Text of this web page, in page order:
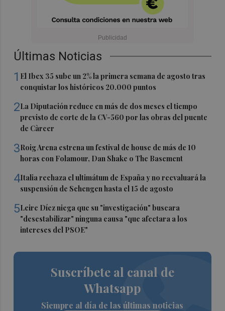
Últimas Noticias
1 El Ibex 35 sube un 2% la primera semana de agosto tras
conquistar los históricos 20.000 puntos
2La Diputación reduce en más de dos meses el tiempo
previsto de corte de la CV-560 por las obras del puente
de Càrcer
3Roig Arena estrena un festival de house de más de 10
horas con Folamour, Dan Shake o The Basement
4Italia rechaza el ultimátum de España y no reevaluará la
suspensión de Schengen hasta el 15 de agosto
5Leire Díez niega que su "investigación" buscara
"desestabilizar" ninguna causa "que afectara a los
intereses del PSOE"
Suscríbete al canal de
Whatsapp
Siempre al día de las últimas noticias